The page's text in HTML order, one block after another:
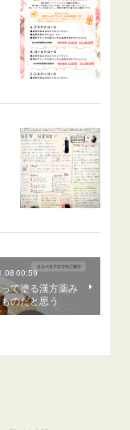
00:59
て塗る漢方薬み
のだと思う